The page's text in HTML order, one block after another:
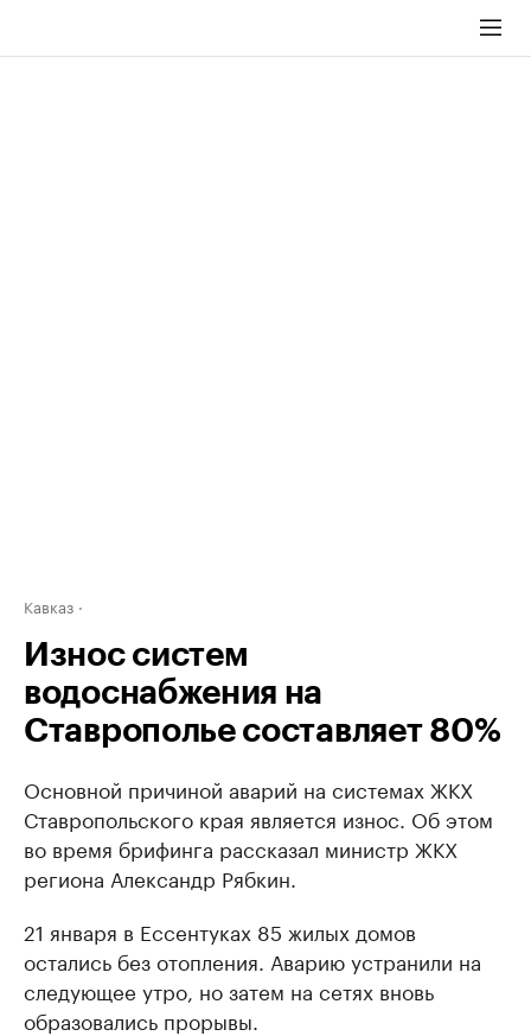
Кавказ
Износ систем
водоснабжения на
Ставрополье составляет 80%
Основной причиной аварий на системах ЖКХ
Ставропольского края является износ. Об этом
во время брифинга рассказал министр ЖКХ
региона Александр Рябкин.
21 января в Ессентуках 85 жилых домов
остались без отопления. Аварию устранили на
следующее утро, но затем на сетях вновь
образовались прорывы.